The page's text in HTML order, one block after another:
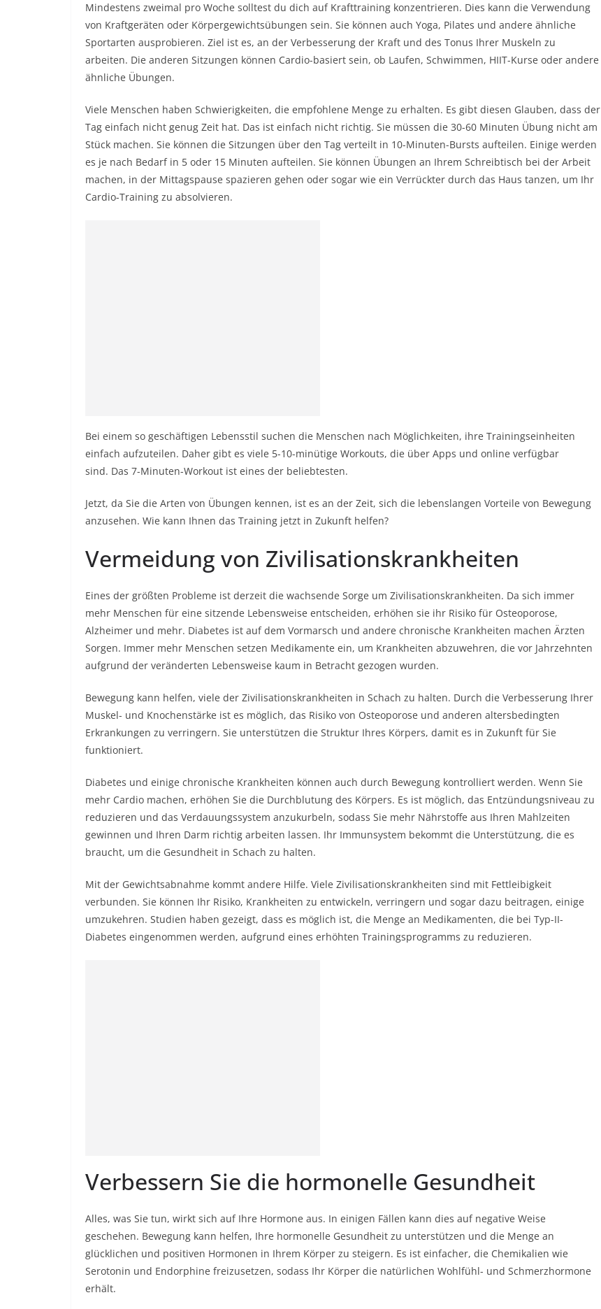
Mindestens zweimal pro Woche solltest du dich auf Krafttraining konzentrieren. Dies kann die Verwendung
von Kraftgeräten oder Körpergewichtsübungen sein. Sie können auch Yoga, Pilates und andere ähnliche
Sportarten ausprobieren. Ziel ist es, an der Verbesserung der Kraft und des Tonus Ihrer Muskeln zu
arbeiten. Die anderen Sitzungen können Cardio-basiert sein, ob Laufen, Schwimmen, HIIT-Kurse oder andere
ähnliche Übungen.
Viele Menschen haben Schwierigkeiten, die empfohlene Menge zu erhalten. Es gibt diesen Glauben, dass der
Tag einfach nicht genug Zeit hat. Das ist einfach nicht richtig. Sie müssen die 30-60 Minuten Übung nicht am
Stück machen. Sie können die Sitzungen über den Tag verteilt in 10-Minuten-Bursts aufteilen. Einige werden
es je nach Bedarf in 5 oder 15 Minuten aufteilen. Sie können Übungen an Ihrem Schreibtisch bei der Arbeit
machen, in der Mittagspause spazieren gehen oder sogar wie ein Verrückter durch das Haus tanzen, um Ihr
Cardio-Training zu absolvieren.
Bei einem so geschäftigen Lebensstil suchen die Menschen nach Möglichkeiten, ihre Trainingseinheiten
einfach aufzuteilen. Daher gibt es viele 5-10-minütige Workouts, die über Apps und online verfügbar
sind. Das 7-Minuten-Workout ist eines der beliebtesten.
Jetzt, da Sie die Arten von Übungen kennen, ist es an der Zeit, sich die lebenslangen Vorteile von Bewegung
anzusehen. Wie kann Ihnen das Training jetzt in Zukunft helfen?
Vermeidung von Zivilisationskrankheiten
Eines der größten Probleme ist derzeit die wachsende Sorge um Zivilisationskrankheiten. Da sich immer
mehr Menschen für eine sitzende Lebensweise entscheiden, erhöhen sie ihr Risiko für Osteoporose,
Alzheimer und mehr. Diabetes ist auf dem Vormarsch und andere chronische Krankheiten machen Ärzten
Sorgen. Immer mehr Menschen setzen Medikamente ein, um Krankheiten abzuwehren, die vor Jahrzehnten
aufgrund der veränderten Lebensweise kaum in Betracht gezogen wurden.
Bewegung kann helfen, viele der Zivilisationskrankheiten in Schach zu halten. Durch die Verbesserung Ihrer
Muskel- und Knochenstärke ist es möglich, das Risiko von Osteoporose und anderen altersbedingten
Erkrankungen zu verringern. Sie unterstützen die Struktur Ihres Körpers, damit es in Zukunft für Sie
funktioniert.
Diabetes und einige chronische Krankheiten können auch durch Bewegung kontrolliert werden. Wenn Sie
mehr Cardio machen, erhöhen Sie die Durchblutung des Körpers. Es ist möglich, das Entzündungsniveau zu
reduzieren und das Verdauungssystem anzukurbeln, sodass Sie mehr Nährstoffe aus Ihren Mahlzeiten
gewinnen und Ihren Darm richtig arbeiten lassen. Ihr Immunsystem bekommt die Unterstützung, die es
braucht, um die Gesundheit in Schach zu halten.
Mit der Gewichtsabnahme kommt andere Hilfe. Viele Zivilisationskrankheiten sind mit Fettleibigkeit
verbunden. Sie können Ihr Risiko, Krankheiten zu entwickeln, verringern und sogar dazu beitragen, einige
umzukehren. Studien haben gezeigt, dass es möglich ist, die Menge an Medikamenten, die bei Typ-II-
Diabetes eingenommen werden, aufgrund eines erhöhten Trainingsprogramms zu reduzieren.
Verbessern Sie die hormonelle Gesundheit
Alles, was Sie tun, wirkt sich auf Ihre Hormone aus. In einigen Fällen kann dies auf negative Weise
geschehen. Bewegung kann helfen, Ihre hormonelle Gesundheit zu unterstützen und die Menge an
glücklichen und positiven Hormonen in Ihrem Körper zu steigern. Es ist einfacher, die Chemikalien wie
Serotonin und Endorphine freizusetzen, sodass Ihr Körper die natürlichen Wohlfühl- und Schmerzhormone
erhält.